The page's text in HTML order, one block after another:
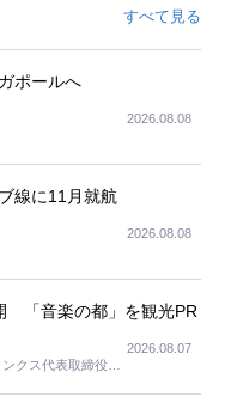
すべて見る
ポールへ
2026.08.08
線に11月就航
2026.08.08
「音楽の都」を観光PR
クス代表取締役社
2026.08.07